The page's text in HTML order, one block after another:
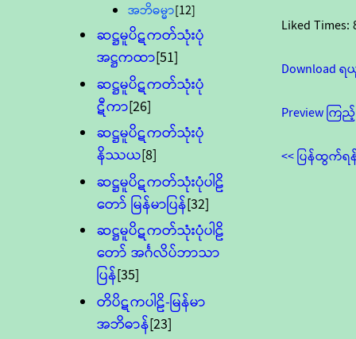
အဘိဓမ္မာ[12]
ဆဋ္ဌမူပိဋကတ်သုံးပုံ
အဋ္ဌကထာ[51]
ဆဋ္ဌမူပိဋကတ်သုံးပုံ
ဋီကာ[26]
ဆဋ္ဌမူပိဋကတ်သုံးပုံ
နိဿယ[8]
ဆဋ္ဌမူပိဋကတ်သုံးပုံပါဠိ
တော် မြန်မာပြန်[32]
ဆဋ္ဌမူပိဋကတ်သုံးပုံပါဠိ
တော် အင်္ဂလိပ်ဘာသာ
ပြန်[35]
တိပိဋကပါဠိ-မြန်မာ
အဘိဓာန်[23]
Liked Times:
Download
Preview ကြ
<< ပြန်ထွက်ရ